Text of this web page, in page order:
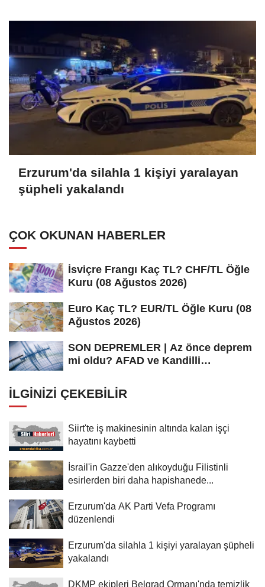
Erzurum'da silahla 1 kişiyi yaralayan
şüpheli yakalandı
ÇOK OKUNAN HABERLER
İsviçre Frangı Kaç TL? CHF/TL Öğle
Kuru (08 Ağustos 2026)
Euro Kaç TL? EUR/TL Öğle Kuru (08
Ağustos 2026)
SON DEPREMLER | Az önce deprem
mi oldu? AFAD ve Kandilli
İLGINIZI ÇEKEBILIR
Siirt'te iş makinesinin altında kalan işçi
hayatını kaybetti
İsrail'in Gazze'den alıkoyduğu Filistinli
esirlerden biri daha hapishanede...
Erzurum'da AK Parti Vefa Programı
düzenlendi
Erzurum'da silahla 1 kişiyi yaralayan şüpheli
yakalandı
DKMP ekipleri Belgrad Ormanı'nda temizlik